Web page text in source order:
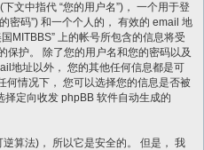
文中指代 “您的用户名”)， 一个用于登
密码”) 和一个个人的， 有效的 email 地
MITBBS” 上的帐号所包含的信息将受
保护。 除了您的用户名和您的密码以及
地址以外， 您的其他任何信息都是可
何情况下， 您可以选择您的信息是否被
定向收发 phpBB 软件自动生成的
算法)， 所以它是安全的。 但是， 我